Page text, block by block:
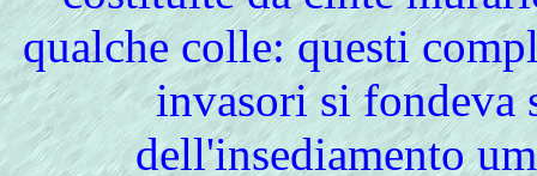
qualche colle: questi
invasori si fondeva
dell'insediamento